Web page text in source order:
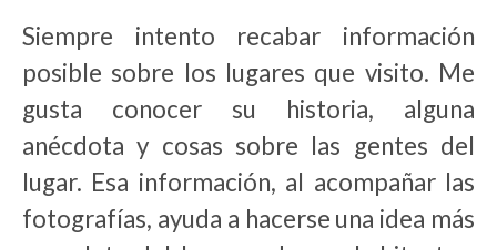
Siempre intento recabar información
posible sobre los lugares que visito. Me
gusta conocer su historia, alguna
anécdota y cosas sobre las gentes del
lugar. Esa información, al acompañar las
fotografías, ayuda a hacerse una idea más